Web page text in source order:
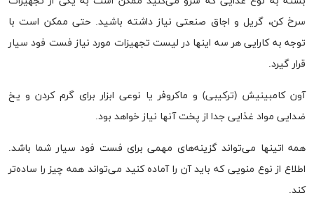
سرخ کن، گریل و اجاق صنعتی نیاز داشته باشید. حتی ممکن است با
توجه به کارایی هر سه اینها در لیست تجهیزات مورد نیاز فست فود سیار
قرار گیرد.
آون کامبینیش (ترکیبی) و ماکروفر یا نوعی ابزار برای گرم کردن و یخ
ضدایی مواد غذایی جدا از پخت آنها نیاز خواهد بود.
همه اتینها می‌تواند گزینه‌های مهمی برای فست فود سیار شما باشد.
اطلاع از نوع منویی که باید آن را آماده کنید می‌تواند همه چیز را ساده‌تر
کند.